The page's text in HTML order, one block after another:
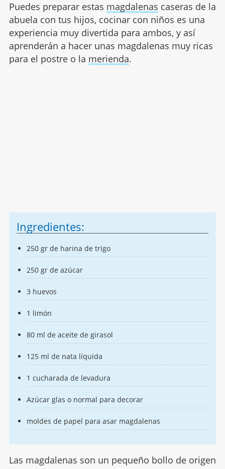
Puedes preparar estas magdalenas caseras de la
abuela con tus hijos, cocinar con niños es una
experiencia muy divertida para ambos, y así
aprenderán a hacer unas magdalenas muy ricas
para el postre o la merienda.
Ingredientes:
250 gr de harina de trigo
250 gr de azúcar
3 huevos
1 limón
80 ml de aceite de girasol
125 ml de nata líquida
1 cucharada de levadura
Azúcar glas o normal para decorar
moldes de papel para asar magdalenas
Las magdalenas son un pequeño bollo de origen